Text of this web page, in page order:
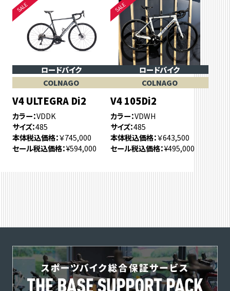
ロードバイク
COLNAGO
V4 ULTEGRA Di2
カラー VDDK
サイズ 485
本体税込価格 ￥745,000
セール税込価格 ¥594,000
ロードバイク
COLNAGO
V4 105Di2
カラー VDWH
サイズ 485
本体税込価格 ￥643,500
セール税込価格 ¥495,000